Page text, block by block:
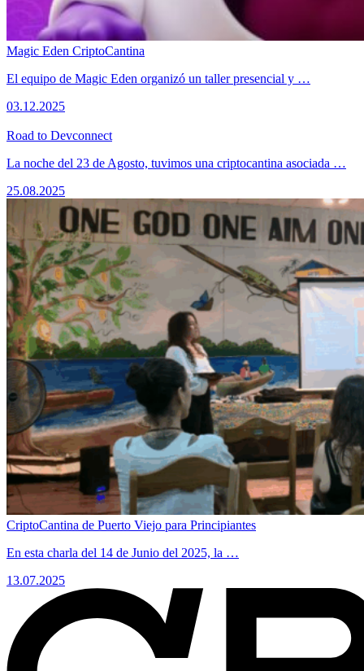
Magic Eden CriptoCantina
El equipo de Magic Eden organizó un taller presencial y …
03.12.2025
Road to Devconnect
La noche del 23 de Agosto, tuvimos una criptocantina asociada …
25.08.2025
CriptoCantina de Puerto Viejo para Principiantes
​En esta charla del 14 de Junio del 2025, la …
13.07.2025